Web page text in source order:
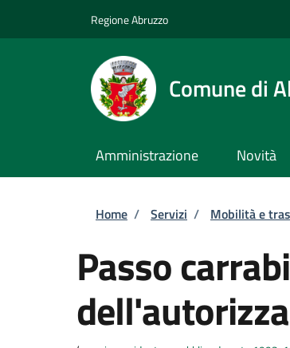
Regione Abruzzo
Comune di
Amministrazione Novità
Briciole di
Home / Servizi / Mobilità e
Passo